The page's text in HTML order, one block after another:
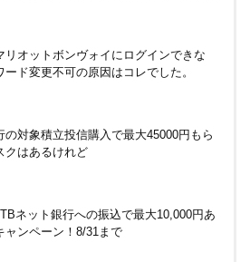
月末のみ残高200万円必要。1/1～
クはあるけれど
リオットボンヴォイにログインできな
ード変更不可の原因はコレでした。
の対象積立投信購入で最大45000円もら
クはあるけれど
ネット銀行への振込で最大10,000円あ
ャンペーン！8/31まで